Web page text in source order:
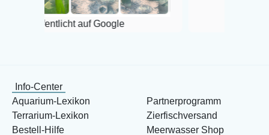
auf Google
Info-Center
Aquarium-Lexikon
Terrarium-Lexikon
Bestell-Hilfe
Partnerprogramm
Zierfischversand
Meerwasser Shop